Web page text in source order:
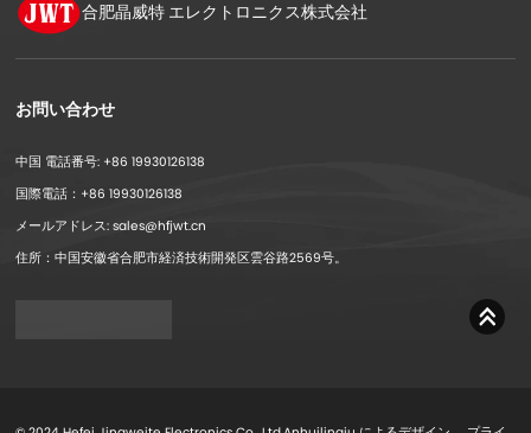
合肥晶威特 エレクトロニクス株式会社
お問い合わせ
中国 電話番号: +86 19930126138
国際電話：+86 19930126138
メールアドレス: sales@hfjwt.cn
住所：中国安徽省合肥市経済技術開発区雲谷路2569号。